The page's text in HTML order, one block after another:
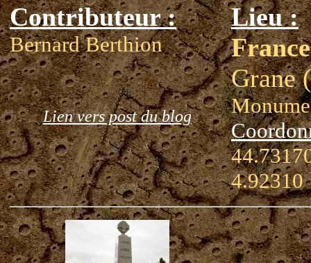
Contributeur :
Bernard Berthion
Lien vers post du blog
Lieu :
France
Grane
4.92310